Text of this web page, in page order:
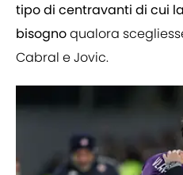
tipo di centravanti di cui
bisognoqualora
Cabral e Jovic.